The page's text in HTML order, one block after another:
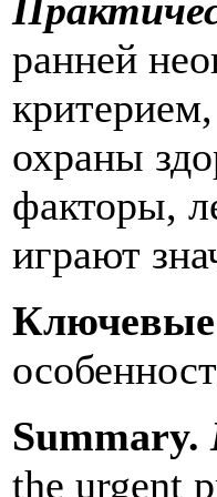
ранней
охраны
факторы,
играют
Ключевые
Summary.
the urgent